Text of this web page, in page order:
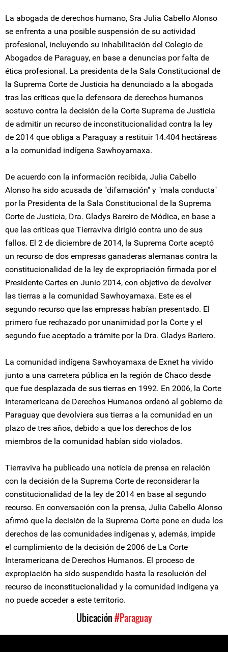
La abogada de derechos humano, Sra Julia Cabello Alonso
se enfrenta a una posible suspensión de su actividad
profesional, incluyendo su inhabilitación del Colegio de
Abogados de Paraguay, en base a denuncias por falta de
ética profesional. La presidenta de la Sala Constitucional de
la Suprema Corte de Justicia ha denunciado a la abogada
tras las críticas que la defensora de derechos humanos
sostuvo contra la decisión de la Corte Suprema de Justicia
de admitir un recurso de inconstitucionalidad contra la ley
de 2014 que obliga a Paraguay a restituir 14.404 hectáreas
a la comunidad indígena Sawhoyamaxa.
De acuerdo con la información recibida, Julia Cabello
Alonso ha sido acusada de "difamación" y "mala conducta"
por la Presidenta de la Sala Constitucional de la Suprema
Corte de Justicia, Dra. Gladys Bareiro de Módica, en base a
que las críticas que Tierraviva dirigió contra uno de sus
fallos. El 2 de diciembre de 2014, la Suprema Corte aceptó
un recurso de dos empresas ganaderas alemanas contra la
constitucionalidad de la ley de expropriación firmada por el
Presidente Cartes en Junio 2014, con objetivo de devolver
las tierras a la comunidad Sawhoyamaxa. Este es el
segundo recurso que las empresas habían presentado. El
primero fue rechazado por unanimidad por la Corte y el
segundo fue aceptado a trámite por la Dra. Gladys Bariero.
La comunidad indígena Sawhoyamaxa de Exnet ha vivido
junto a una carretera pública en la región de Chaco desde
que fue desplazada de sus tierras en 1992. En 2006, la Corte
Interamericana de Derechos Humanos ordenó al gobierno de
Paraguay que devolviera sus tierras a la comunidad en un
plazo de tres años, debido a que los derechos de los
miembros de la comunidad habían sido violados.
Tierraviva ha publicado una noticia de prensa en relación
con la decisión de la Suprema Corte de reconsiderar la
constitucionalidad de la ley de 2014 en base al segundo
recurso. En conversación con la prensa, Julia Cabello Alonso
afirmó que la decisión de la Suprema Corte pone en duda los
derechos de las comunidades indígenas y, además, impide
el cumplimiento de la decisión de 2006 de La Corte
Interamericana de Derechos Humanos. El proceso de
expropiación ha sido suspendido hasta la resolución del
recurso de inconstitucionalidad y la comunidad indígena ya
no puede acceder a este territorio.
Ubicación#Paraguay